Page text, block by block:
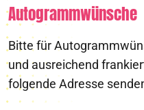
Autogrammwünsche
Bitte für
und ausreichend
folgende Adresse